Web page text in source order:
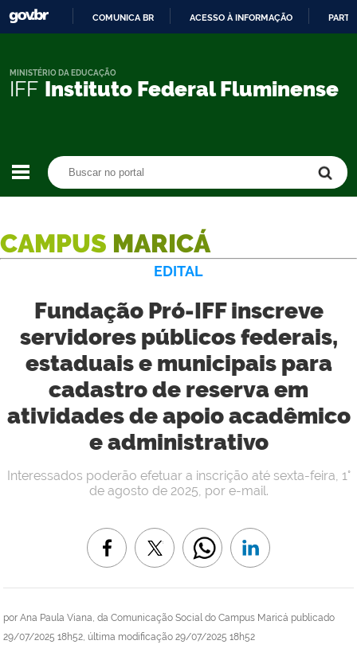
CONTEÚDO
COMUNICA BR ACESSO À INFORMAÇÃO
IFF Instituto Federal Fluminense
MINISTÉRIO DA EDUCAÇÃO
CAMPUS MARICÁ
EDITAL
Fundação Pró-IFF inscreve
servidores públicos federais,
estaduais e municipais para
cadastro de reserva em
atividades de apoio acadêmico
e administrativo
por Ana Paula Viana, da Comunicação Social do Campus Maricá publicado
29/07/2025 18h52, última modificação 29/07/2025 18h52
Interessados poderão efetuar a inscrição até sexta-feira, 1°
de agosto de 2025, por e-mail.